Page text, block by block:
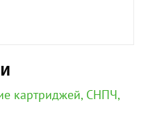
картриджей, СНПЧ,